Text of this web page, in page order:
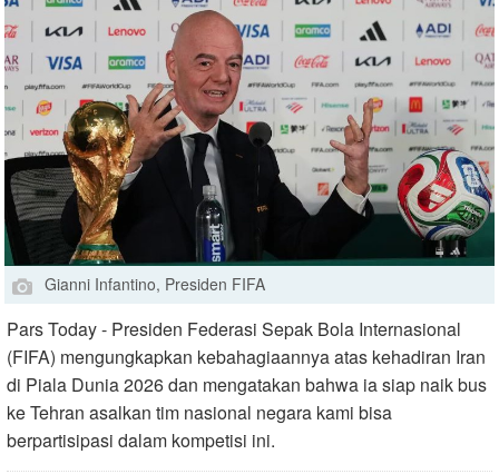
Gianni Infantino, Presiden FIFA
Pars Today - Presiden Federasi Sepak Bola Internasional
(FIFA) mengungkapkan kebahagiaannya atas kehadiran Iran
di Piala Dunia 2026 dan mengatakan bahwa ia siap naik bus
ke Tehran asalkan tim nasional negara kami bisa
berpartisipasi dalam kompetisi ini.